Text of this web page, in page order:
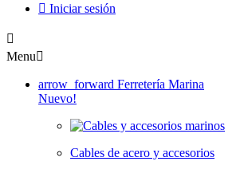
 Iniciar sesión

Menu
arrow_forward Ferretería Marina
Nuevo!
Cables de acero y accesorios